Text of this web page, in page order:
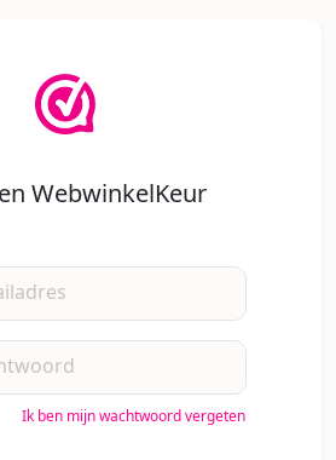
WebwinkelKeur
Ik ben mijn wachtwoord vergeten